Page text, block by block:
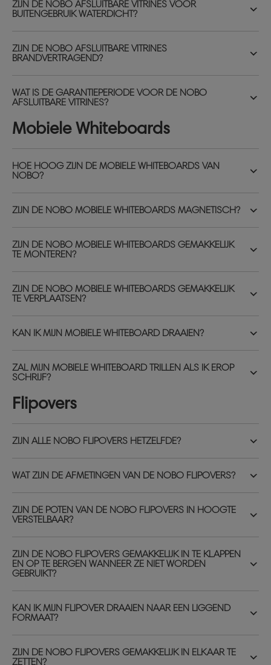
ZIJN DE NOBO AFSLUITBARE VITRINES VOOR
BUITENGEBRUIK WATERDICHT?
ZIJN DE NOBO AFSLUITBARE VITRINES
BRANDVERTRAGEND?
WAT IS DE GARANTIEPERIODE VOOR DE NOBO
AFSLUITBARE VITRINES?
Mobiele Whiteboards
HOE HOOG ZIJN DE MOBIELE WHITEBOARDS VAN
NOBO?
ZIJN DE NOBO MOBIELE WHITEBOARDS MAGNETISCH?
ZIJN DE NOBO MOBIELE WHITEBOARDS GEMAKKELIJK
TE MONTEREN?
ZIJN DE NOBO MOBIELE WHITEBOARDS GEMAKKELIJK
TE VERPLAATSEN?
KAN IK MIJN MOBIELE WHITEBOARD DRAAIEN?
ZAL MIJN MOBIELE WHITEBOARD TRILLEN ALS IK EROP
SCHRIJF?
Flipovers
ZIJN ALLE NOBO FLIPOVERS HETZELFDE?
WAT ZIJN DE AFMETINGEN VAN DE NOBO FLIPOVERS?
ZIJN DE POTEN VAN DE NOBO FLIPOVERS IN HOOGTE
VERSTELBAAR?
ZIJN DE NOBO FLIPOVERS GEMAKKELIJK IN TE KLAPPEN
EN OP TE BERGEN WANNEER ZE NIET WORDEN
GEBRUIKT?
KAN IK MIJN FLIPOVER DRAAIEN NAAR EEN LIGGEND
FORMAAT?
ZIJN DE NOBO FLIPOVERS GEMAKKELIJK IN ELKAAR TE
ZETTEN?